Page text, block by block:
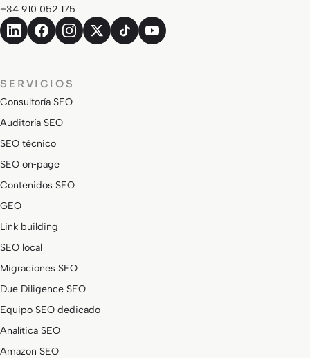
+34 910 052 175
SERVICIOS
Consultoría SEO
Auditoría SEO
SEO técnico
SEO on‑page
Contenidos SEO
GEO
Link building
SEO local
Migraciones SEO
Due Diligence SEO
Equipo SEO dedicado
Analítica SEO
Amazon SEO